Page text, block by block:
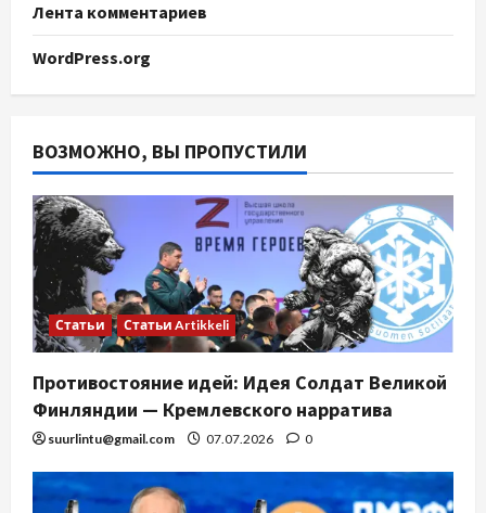
Лента комментариев
WordPress.org
ВОЗМОЖНО, ВЫ ПРОПУСТИЛИ
Статьи Статьи Artikkeli
Противостояние идей: Идея Солдат Великой
Финляндии — Кремлевского нарратива
suurlintu@gmail.com 07.07.2026 0